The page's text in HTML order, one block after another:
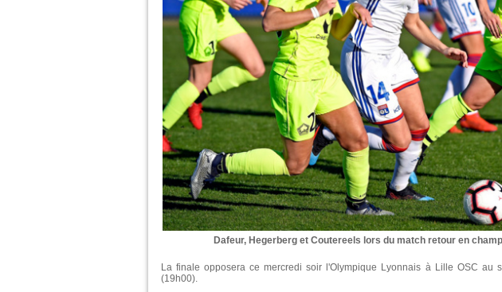
Dafeur, Hegerberg et Coutereels lors du match retour en
La finale opposera ce mercredi soir l'Olympique Lyonnais à Lille OSC au
(19h00).